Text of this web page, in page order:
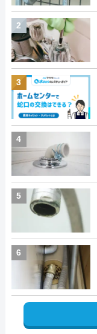
2
3
4
5
6